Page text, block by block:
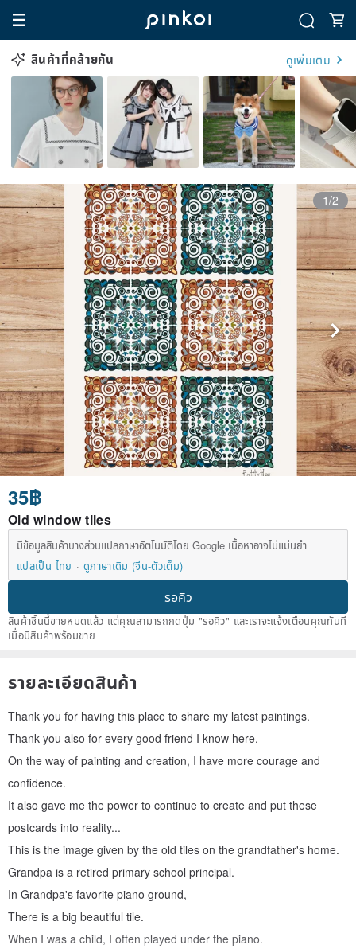
สินค้าที่คล้ายกัน ดูเพิ่มเติม
1/2
35฿
Old window tiles
มีข้อมูลสินค้าบางส่วนแปลภาษาอัตโนมัติโดย Google เนื้อหาอาจไม่แม่นยำ
แปลเป็น ไทย
ดูภาษาเดิม (จีน-ตัวเต็ม)
รอคิว
สินค้าชิ้นนี้ขายหมดแล้ว แต่คุณสามารถกดปุ่ม "รอคิว" และเราจะแจ้งเตือนคุณทันที
เมื่อมีสินค้าพร้อมขาย
รายละเอียดสินค้า
Thank you for having this place to share my latest paintings.
Thank you also for every good friend I know here.
On the way of painting and creation, I have more courage and
confidence.
It also gave me the power to continue to create and put these
postcards into reality...
This is the image given by the old tiles on the grandfather's home.
Grandpa is a retired primary school principal.
In Grandpa's favorite piano ground,
There is a big beautiful tile.
When I was a child, I often played under the piano.